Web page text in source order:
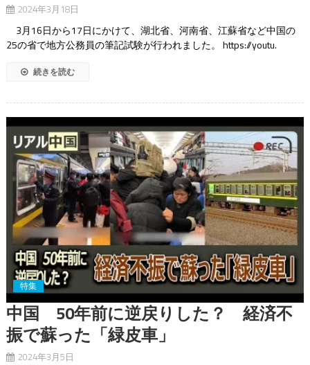
2024年3月18日
3月16日から17日にかけて、湖北省、河南省、江蘇省など中国の
25の省で地方公務員の筆記試験が行われました。 https://youtu.
続きを読む
特集
中国 50年前に逆戻りした？ 経済不
振で蘇った「緑皮車」
2024年3月5日